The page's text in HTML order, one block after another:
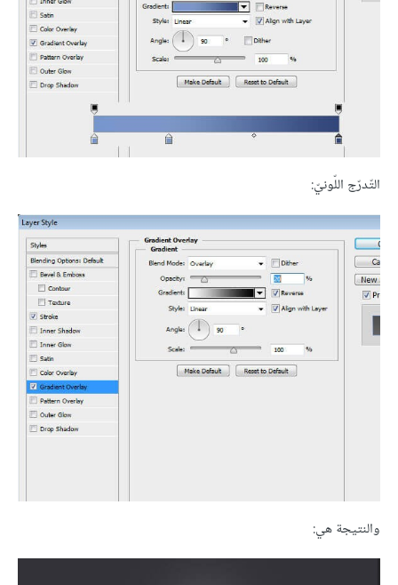
التّدرّج اللّونيّ:
والنتيجة هي: